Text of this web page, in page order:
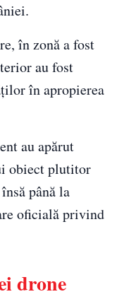
în zonă a fost
au fost
în apropierea
au apărut
obiect plutitor
până la
oficială privind
drone